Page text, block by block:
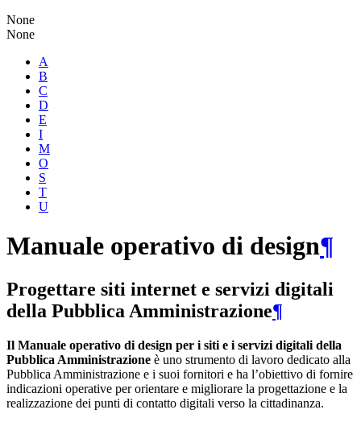
None
None
A
B
C
D
E
I
M
O
S
T
U
Manuale operativo di design¶
Progettare siti internet e servizi digitali
della Pubblica Amministrazione¶
Il Manuale operativo di design per i siti e i servizi digitali della
Pubblica Amministrazione è uno strumento di lavoro dedicato alla
Pubblica Amministrazione e i suoi fornitori e ha l’obiettivo di fornire
indicazioni operative per orientare e migliorare la progettazione e la
realizzazione dei punti di contatto digitali verso la cittadinanza.